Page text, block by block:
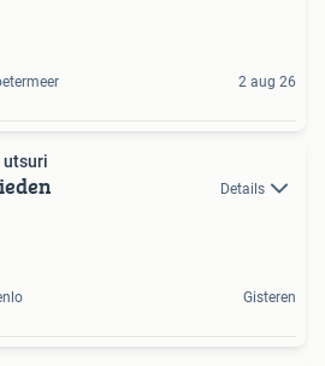
2 aug 26
utsuri
Details
Gisteren